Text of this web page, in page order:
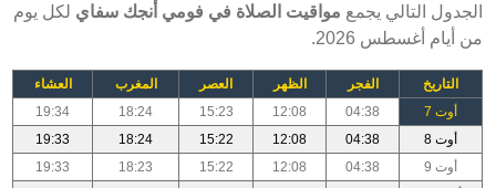
الجدول التالي يجمع مواقيت الصلاة في فومي أنجك سفاي لكل يوم
من أيام أغسطس 2026.
التاريخ الفجر الظهر العصر المغرب
العشاء
أوت 7
04:38
12:08
15:23
18:24
19:34
أوت 8
04:38
12:08
15:22
18:24
19:33
أوت 9
04:38
12:08
15:22
18:23
19:33